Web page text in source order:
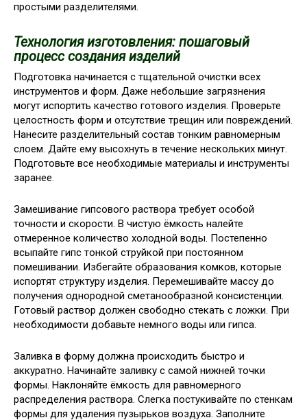
простыми разделителями.
Технология изготовления: пошаговый
процесс создания изделий
Подготовка начинается с тщательной очистки всех
инструментов и форм. Даже небольшие загрязнения
могут испортить качество готового изделия. Проверьте
целостность форм и отсутствие трещин или повреждений.
Нанесите разделительный состав тонким равномерным
слоем. Дайте ему высохнуть в течение нескольких минут.
Подготовьте все необходимые материалы и инструменты
заранее.
Замешивание гипсового раствора требует особой
точности и скорости. В чистую ёмкость налейте
отмеренное количество холодной воды. Постепенно
всыпайте гипс тонкой струйкой при постоянном
помешивании. Избегайте образования комков, которые
испортят структуру изделия. Перемешивайте массу до
получения однородной сметанообразной консистенции.
Готовый раствор должен свободно стекать с ложки. При
необходимости добавьте немного воды или гипса.
Заливка в форму должна происходить быстро и
аккуратно. Начинайте заливку с самой нижней точки
формы. Наклоняйте ёмкость для равномерного
распределения раствора. Слегка постукивайте по стенкам
формы для удаления пузырьков воздуха. Заполните